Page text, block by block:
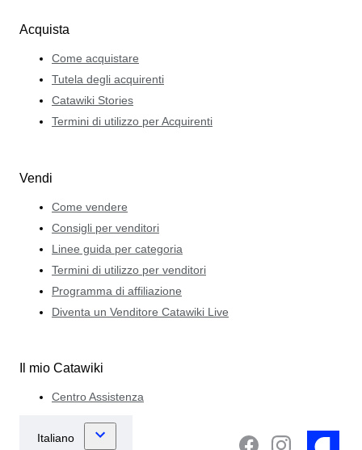
Acquista
Come acquistare
Tutela degli acquirenti
Catawiki Stories
Termini di utilizzo per Acquirenti
Vendi
Come vendere
Consigli per venditori
Linee guida per categoria
Termini di utilizzo per venditori
Programma di affiliazione
Diventa un Venditore Catawiki Live
Il mio Catawiki
Centro Assistenza